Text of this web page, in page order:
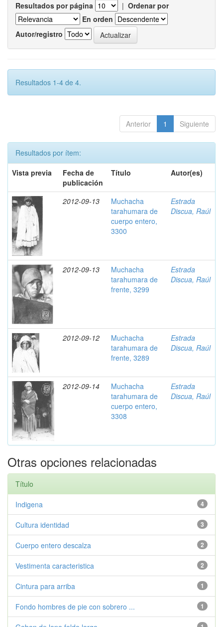
Resultados por página | Ordenar por
En orden
Autor/registro
Resultados 1-4 de 4.
Anterior 1 Siguiente
Resultados por ítem:
Vista previa
Fecha de
publicación
Título Autor(es)
2012-09-13
Muchacha
tarahumara de
cuerpo entero,
3300
Estrada
Discua, Raúl
2012-09-13
Muchacha
tarahumara de
frente, 3299
Estrada
Discua, Raúl
2012-09-12
Muchacha
tarahumara de
frente, 3289
Estrada
Discua, Raúl
2012-09-14
Muchacha
tarahumara de
cuerpo entero,
3308
Estrada
Discua, Raúl
Otras opciones relacionadas
Título
4
Indigena
3
Cultura identidad
2
Cuerpo entero descalza
2
Vestimenta caracteristica
1
Cintura para arriba
1
Fondo hombres de pie con sobrero ...